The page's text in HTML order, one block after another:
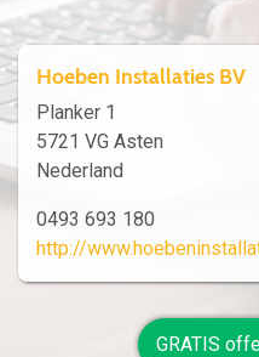
Hoeben Installaties BV
Planker 1
5721 VG Asten
Nederland
0493 693 180
http://
GRATIS